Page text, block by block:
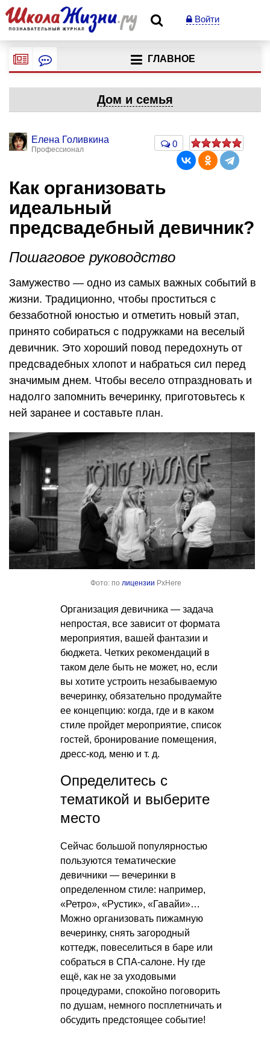
Войти
ГЛАВНОЕ
Дом и семья
Елена Голивкина
Профессионал
0
Как организовать
идеальный
предсвадебный девичник?
Пошаговое руководство
Замужество — одно из самых важных событий в
жизни. Традиционно, чтобы проститься с
беззаботной юностью и отметить новый этап,
принято собираться с подружками на веселый
девичник. Это хороший повод передохнуть от
предсвадебных хлопот и набраться сил перед
значимым днем. Чтобы весело отпраздновать и
надолго запомнить вечеринку, приготовьтесь к
ней заранее и составьте план.
Фото: по лицензии PxHere
Организация девичника — задача
непростая, все зависит от формата
мероприятия, вашей фантазии и
бюджета. Четких рекомендаций в
таком деле быть не может, но, если
вы хотите устроить незабываемую
вечеринку, обязательно продумайте
ее концепцию: когда, где и в каком
стиле пройдет мероприятие, список
гостей, бронирование помещения,
дресс-код, меню и т. д.
Определитесь с
тематикой и выберите
место
Сейчас большой популярностью
пользуются тематические
девичники — вечеринки в
определенном стиле: например,
«Ретро», «Рустик», «Гавайи»…
Можно организовать пижамную
вечеринку, снять загородный
коттедж, повеселиться в баре или
собраться в СПА-салоне. Ну где
ещё, как не за уходовыми
процедурами, спокойно поговорить
по душам, немного посплетничать и
обсудить предстоящее событие!